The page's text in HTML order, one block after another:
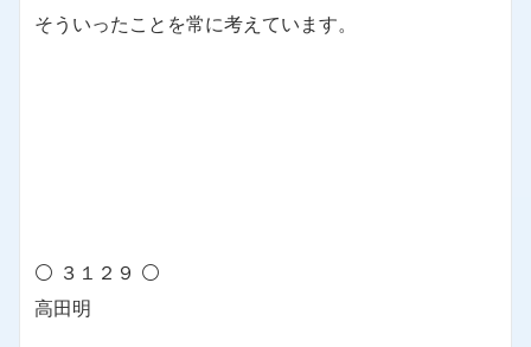
そういったことを常に考えています。
⚪ ３１２９ ⚪
高田明